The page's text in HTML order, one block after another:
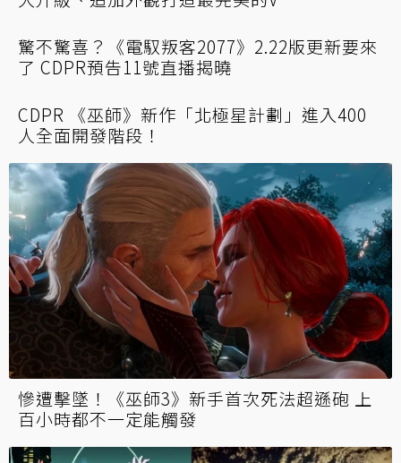
《電馭叛客2077》2.2版現已推出！拍照模式
大升級、追加外觀打造最完美的V